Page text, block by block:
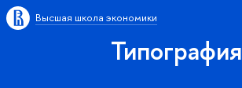
Высшая школа экономики
Типография